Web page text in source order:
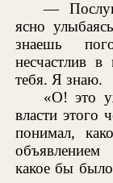
—
ясно
знаешь
несчастлив
тебя. Я знаю.
«О! это
власти этого
понимал,
какое бы было